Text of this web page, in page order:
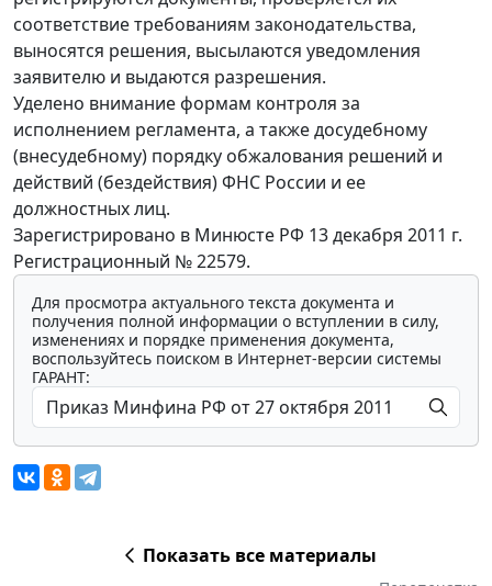
соответствие требованиям законодательства,
выносятся решения, высылаются уведомления
заявителю и выдаются разрешения.
Уделено внимание формам контроля за
исполнением регламента, а также досудебному
(внесудебному) порядку обжалования решений и
действий (бездействия) ФНС России и ее
должностных лиц.
Зарегистрировано в Минюсте РФ 13 декабря 2011 г.
Регистрационный № 22579.
Для просмотра актуального текста документа и
получения полной информации о вступлении в силу,
изменениях и порядке применения документа,
воспользуйтесь поиском в Интернет-версии системы
ГАРАНТ:
Показать все материалы